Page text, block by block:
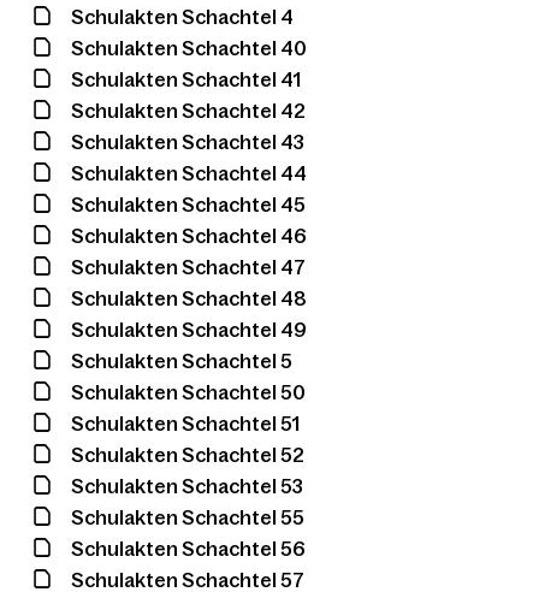
Schulakten Schachtel 4
Schulakten Schachtel 40
Schulakten Schachtel 41
Schulakten Schachtel 42
Schulakten Schachtel 43
Schulakten Schachtel 44
Schulakten Schachtel 45
Schulakten Schachtel 46
Schulakten Schachtel 47
Schulakten Schachtel 48
Schulakten Schachtel 49
Schulakten Schachtel 5
Schulakten Schachtel 50
Schulakten Schachtel 51
Schulakten Schachtel 52
Schulakten Schachtel 53
Schulakten Schachtel 55
Schulakten Schachtel 56
Schulakten Schachtel 57